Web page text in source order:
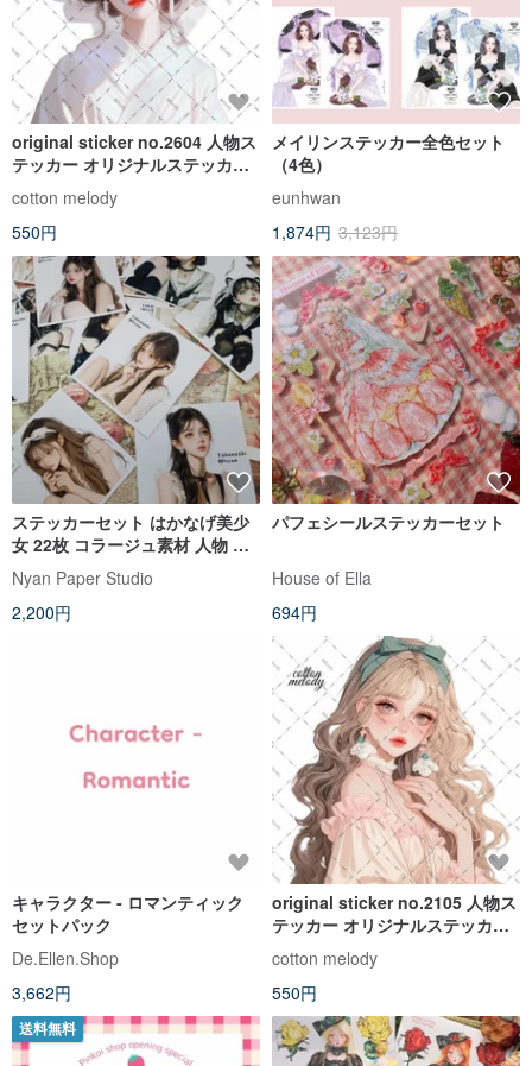
original sticker no.2604 人物ス
テッカー オリジナルステッカー
オリジナル人物ステッカー 装飾
ステッカー cotton melody
cotton melody
550円
メイリンステッカー全色セット
（4色）
eunhwan
1,874円 3,123円
ステッカーセット はかなげ美少
女 22枚 コラージュ素材 人物 背
景付き Ethereal Girl
Nyan Paper Studio
2,200円
パフェシールステッカーセット
House of Ella
694円
キャラクター - ロマンティック
セットパック
De.Ellen.Shop
3,662円
original sticker no.2105 人物ス
テッカー オリジナルステッカー
オリジナル人物ステッカー 装飾
ステッカー cotton melody
cotton melody
550円
送料無料